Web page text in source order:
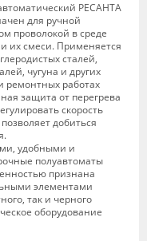
РЕСАНТА
для ручной
проволокой в среде
их смеси. Применяется
сталей,
чугуна и других
ремонтных работах
защита от перегрева
скорость
добиться
удобными и
полуавтоматы
признана
элементами
так и черного
оборудование